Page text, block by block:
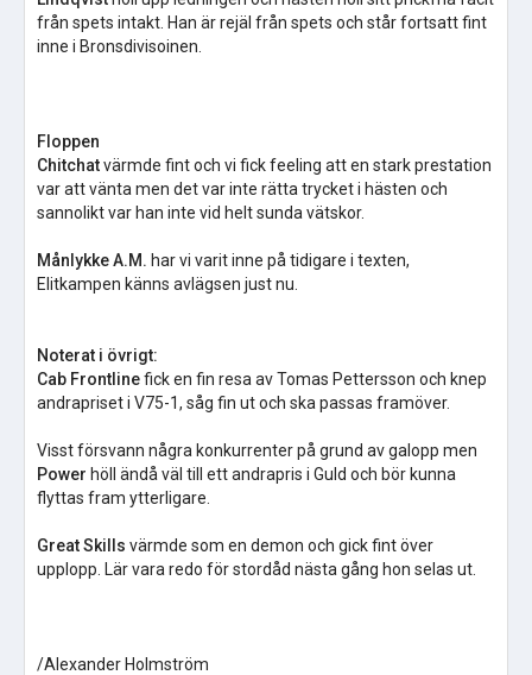
från spets intakt. Han är rejäl från spets och står fortsatt fint
inne i Bronsdivisoinen.
Floppen
Chitchatvärmde fint och vi fick feeling att en stark prestation
var att vänta men det var inte rätta trycket i hästen och
sannolikt var han inte vid helt sunda vätskor.
Månlykke A.M. har vi varit inne på tidigare i texten,
Elitkampen känns avlägsen just nu.
Noterat i övrigt:
Cab Frontlinefick en fin resa av Tomas Pettersson och knep
andrapriset i V75-1, såg fin ut och ska passas framöver.
Visst försvann några konkurrenter på grund av galopp men
Power höll ändå väl till ett andrapris i Guld och bör kunna
flyttas fram ytterligare.
Great Skills värmde som en demon och gick fint över
upplopp. Lär vara redo för stordåd nästa gång hon selas ut.
/Alexander Holmström